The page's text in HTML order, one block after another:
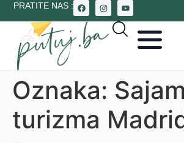
PRATITE NAS :
Oznaka: Sajam
turizma